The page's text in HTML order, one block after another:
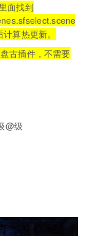
面找到
算热更新。
古插件，不需要
@级